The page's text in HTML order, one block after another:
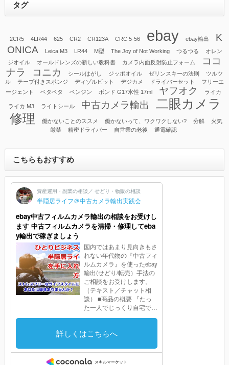
タグ
2CR5 4LR44 625 CR2 CR123A CRC 5-56 ebay ebay輸出
K
ONICA
Leica M3 LR44 M型 The Joy of Not Working つるつる
オレン
ジオイル
オールドレンズの新しい教科書 カメラ内面反射防止フォーム
ココ
ナラ
コニカ シールはがし ジッポオイル ゼリンスキーの法則
ツルツ
ル
テープ付きスポンジ ディゾルビット デジカメ ドライバーセット
フリーエ
ージェント
ベタベタ ベンジン ボンド G17水性 17ml ヤフオク ライカ
ライカ M3 ライトシール 中古カメラ輸出
二眼カメラ
修理
働かないことのススメ 働かないって、ワクワクしない? 分解
火気
厳禁
精密ドライバー 自営業の老後 通電確認
こちらもおすすめ